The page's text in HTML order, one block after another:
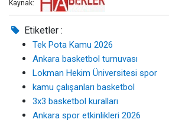
Kaynak:
Etiketler :
Tek Pota Kamu 2026
Ankara basketbol turnuvası
Lokman Hekim Üniversitesi spor
kamu çalışanları basketbol
3x3 basketbol kuralları
Ankara spor etkinlikleri 2026